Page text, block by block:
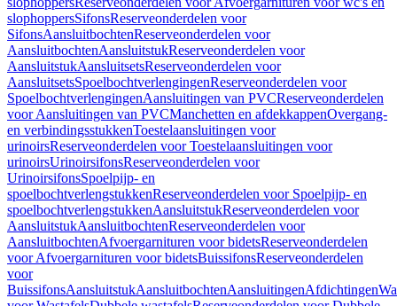
slophoppersSifonsReserveonderdelen voor
SifonsAansluitbochtenReserveonderdelen voor
AansluitbochtenAansluitstukReserveonderdelen voor
AansluitstukAansluitsetsReserveonderdelen voor
AansluitsetsSpoelbochtverlengingenReserveonderdelen voor
SpoelbochtverlengingenAansluitingen van PVCReserveonderdelen
voor Aansluitingen van PVCManchetten en afdekkappenOvergang-
en verbindingsstukkenToestelaansluitingen voor
urinoirsReserveonderdelen voor Toestelaansluitingen voor
urinoirsUrinoirsifonsReserveonderdelen voor
UrinoirsifonsSpoelpijp- en
spoelbochtverlengstukkenReserveonderdelen voor Spoelpijp- en
spoelbochtverlengstukkenAansluitstukReserveonderdelen voor
AansluitstukAansluitbochtenReserveonderdelen voor
AansluitbochtenAfvoergarnituren voor bidetsReserveonderdelen
voor Afvoergarnituren voor bidetsBuissifonsReserveonderdelen
voor
BuissifonsAansluitstukAansluitbochtenAansluitingenAfdichtingen